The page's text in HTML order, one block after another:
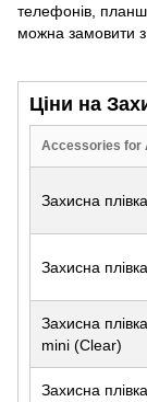
телефонів,
можна замовити з
Ціни на
Accessories for
Захисна
Захисна
Захисна
mini (Clear)
Захисна